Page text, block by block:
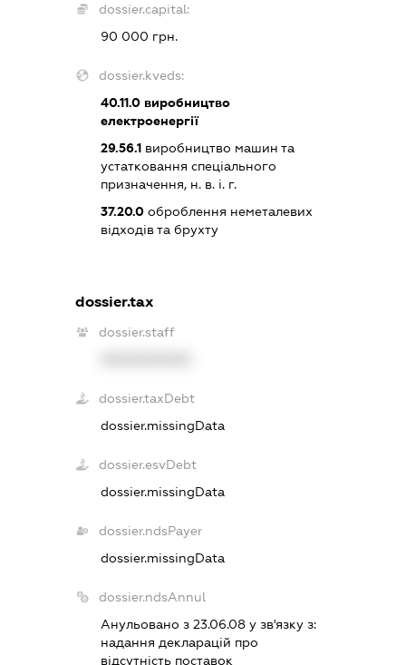
dossier.capital:
90 000 грн.
dossier.kveds:
40.11.0 виробництво
електроенергії
29.56.1 виробництво машин та
устатковання спеціального
призначення, н. в. і. г.
37.20.0 оброблення неметалевих
відходів та брухту
dossier.tax
dossier.staff
dossier.taxDebt
dossier.missingData
dossier.esvDebt
dossier.missingData
dossier.ndsPayer
dossier.missingData
dossier.ndsAnnul
Анульовано з 23.06.08 у зв'язку з:
надання декларацiй про
вiдсутнiсть поставок